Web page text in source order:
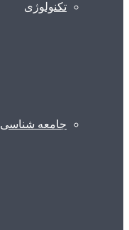
تکنولوژی
جامعه شناسی